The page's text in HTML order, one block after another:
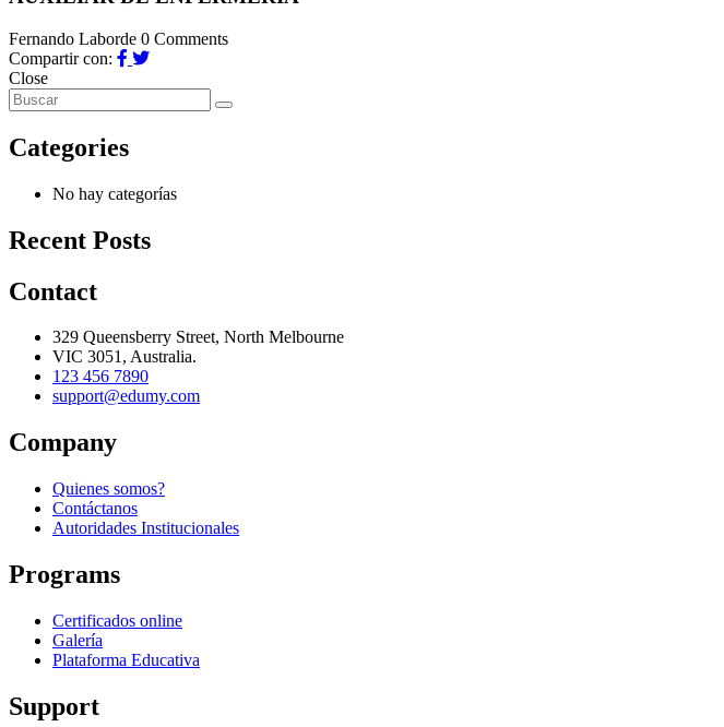
Fernando Laborde 0 Comments
Compartir con:
Close
Categories
No hay categorías
Recent Posts
Contact
329 Queensberry Street, North Melbourne
VIC 3051, Australia.
123 456 7890
support@edumy.com
Company
Quienes somos?
Contáctanos
Autoridades Institucionales
Programs
Certificados online
Galería
Plataforma Educativa
Support